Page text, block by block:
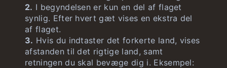
2. I begyndelsen er kun en del af flaget
synlig. Efter hvert gæt vises en ekstra del
af flaget.
3. Hvis du indtaster det forkerte land, vises
afstanden til det rigtige land, samt
retningen du skal bevæge dig i. Eksempel: